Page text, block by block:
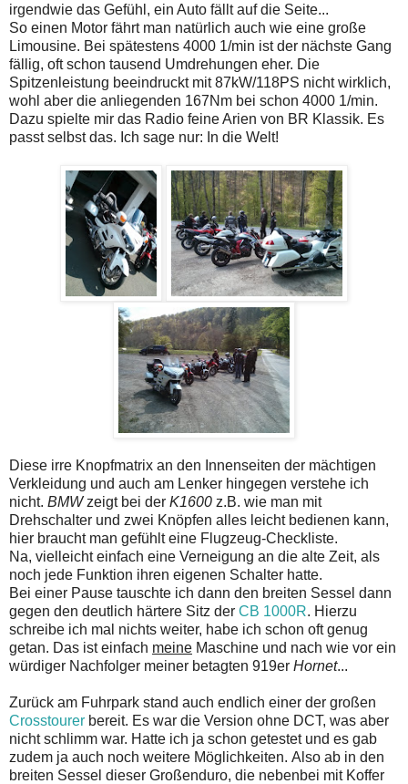
irgendwie das Gefühl, ein Auto fällt auf die Seite...
So einen Motor fährt man natürlich auch wie eine große
Limousine. Bei spätestens 4000 1/min ist der nächste Gang
fällig, oft schon tausend Umdrehungen eher. Die
Spitzenleistung beeindruckt mit 87kW/118PS nicht wirklich,
wohl aber die anliegenden 167Nm bei schon 4000 1/min.
Dazu spielte mir das Radio feine Arien von BR Klassik. Es
passt selbst das. Ich sage nur: In die Welt!
Diese irre Knopfmatrix an den Innenseiten der mächtigen
Verkleidung und auch am Lenker hingegen verstehe ich
nicht. BMWzeigt bei der K1600 z.B. wie man mit
Drehschalter und zwei Knöpfen alles leicht bedienen kann,
hier braucht man gefühlt eine Flugzeug-Checkliste.
Na, vielleicht einfach eine Verneigung an die alte Zeit, als
noch jede Funktion ihren eigenen Schalter hatte.
Bei einer Pause tauschte ich dann den breiten Sessel dann
gegen den deutlich härtere Sitz der CB 1000R. Hierzu
schreibe ich mal nichts weiter, habe ich schon oft genug
getan. Das ist einfach meine Maschine und nach wie vor ein
würdiger Nachfolger meiner betagten 919er Hornet...
Zurück am Fuhrpark stand auch endlich einer der großen
Crosstourer bereit. Es war die Version ohne DCT, was aber
nicht schlimm war. Hatte ich ja schon getestet und es gab
zudem ja auch noch weitere Möglichkeiten. Also ab in den
breiten Sessel dieser Großenduro, die nebenbei mit Koffer